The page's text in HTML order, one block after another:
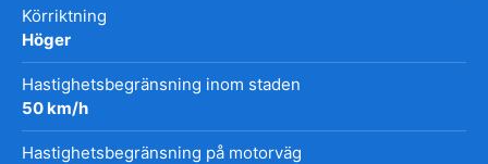
Körriktning
Höger
Hastighetsbegränsning inom staden
50 km/h
Hastighetsbegränsning på motorväg